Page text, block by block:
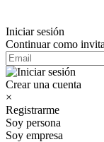
Iniciar sesión
Continuar como
Crear una cuenta
×
Registrarme
Soy persona
Soy empresa